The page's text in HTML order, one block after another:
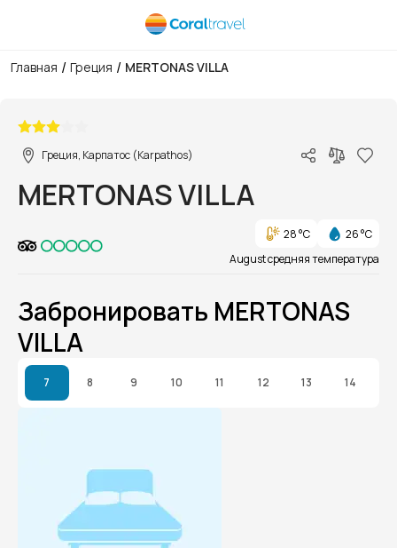
Главная / Греция / MERTONAS VILLA
Греция, Карпатос (Karpathos)
MERTONAS VILLA
28 °C
26 °C
August средняя температура
Забронировать MERTONAS
VILLA
7 8 9 10 11 12 13 14